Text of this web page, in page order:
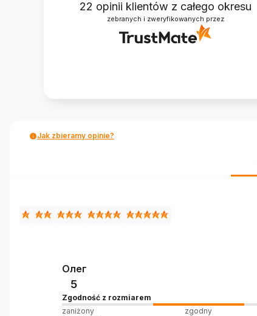
22 opinii klientów z całego okresu
zebranych i zweryfikowanych przez
Jak zbieramy opinie?
Олег
5
Zgodność z rozmiarem
zaniżony
zgodny